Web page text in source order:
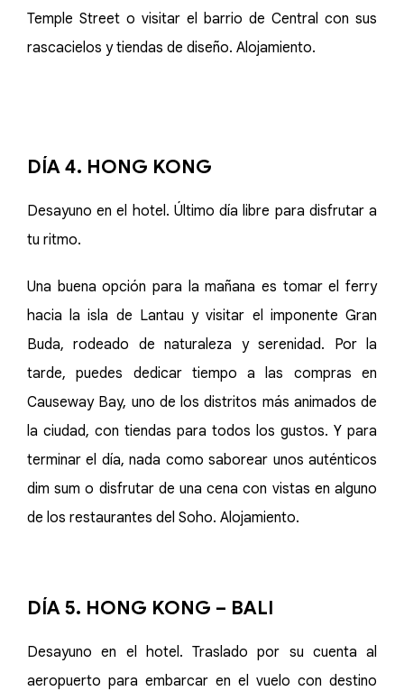
Temple Street o visitar el barrio de Central con sus
rascacielos y tiendas de diseño. Alojamiento.
DÍA 4. HONG KONG
Desayuno en el hotel. Último día libre para disfrutar a
tu ritmo.
Una buena opción para la mañana es tomar el ferry
hacia la isla de Lantau y visitar el imponente Gran
Buda, rodeado de naturaleza y serenidad. Por la
tarde, puedes dedicar tiempo a las compras en
Causeway Bay, uno de los distritos más animados de
la ciudad, con tiendas para todos los gustos. Y para
terminar el día, nada como saborear unos auténticos
dim sum o disfrutar de una cena con vistas en alguno
de los restaurantes del Soho. Alojamiento.
DÍA 5. HONG KONG – BALI
Desayuno en el hotel. Traslado por su cuenta al
aeropuerto para embarcar en el vuelo con destino